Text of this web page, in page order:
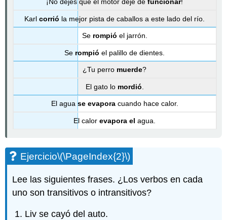
¡No dejes que el motor deje de funcionar!
Karl corrió la mejor pista de caballos a este lado del río.
Se rompió el jarrón.
Se rompió el palillo de dientes.
¿Tu perro muerde?
El gato lo mordió
El agua se evaporacuando hace calor.
El calor evapora el agua.
Ejercicio\(\PageIndex{2}\)
Lee las siguientes frases. ¿Los verbos en cada
uno son transitivos o intransitivos?
Liv se cayó del auto.